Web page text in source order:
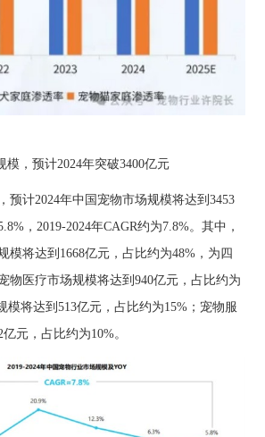
模，预计2024年突破3400亿元
预计2024年中国宠物市场规模将达到3453
，2019-2024年CAGR约为7.8%。其中，
模将达到1668亿元，占比约为48%，为四
物医疗市场规模将达到940亿元，占比约为
模将达到513亿元，占比约为15%；宠物服
元，占比约为10%。